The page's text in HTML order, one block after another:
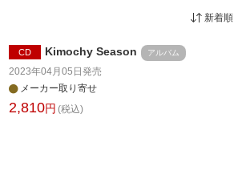
新着順
CD Kimochy Season アルバム
2023年04月05日 発売
メーカー取り寄せ
2,810円 (税込)